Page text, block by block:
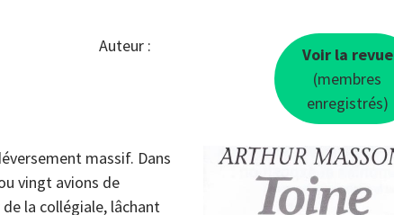
Auteur :
Voir la revue
(membres
enregistrés)
massif. Dans
vingt avions de
la collégiale, lâchant